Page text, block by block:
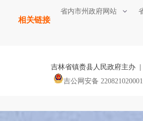
相关链接
省内市州政府网站
吉林省镇赉县人民政府主办
吉公网安备